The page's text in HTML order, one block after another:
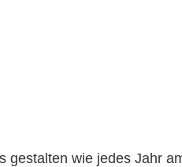
gestalten wie jedes Jahr